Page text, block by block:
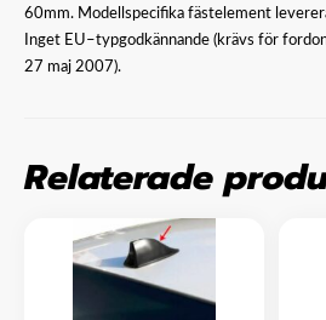
60mm. Modellspecifika fästelement
Inget EU–typgodkännande (krävs för
27 maj 2007).
Relaterade